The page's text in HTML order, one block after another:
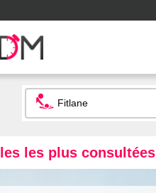
les plus consultées